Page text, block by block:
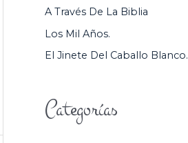
R
:
A Través De La Biblia
Los Mil Años.
El Jinete Del Caballo Blanco.
Categorías